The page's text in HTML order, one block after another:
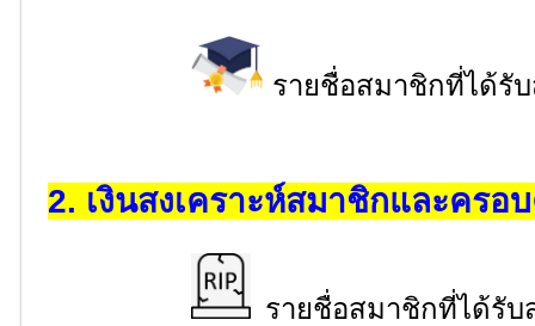
รายชื่อสมาชิกที่ได้รั
2. เงินสงเคราะห์สมาชิกและครอ
รายชื่อสมาชิกที่ได้รับ